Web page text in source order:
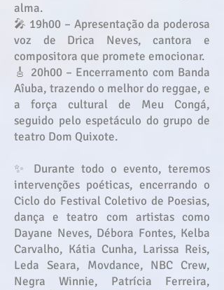
alma.
🎤 19h00 – Apresentação da poderosa
voz de Drica Neves, cantora e
compositora que promete emocionar.
🎸 20h00 – Encerramento com Banda
Aîuba, trazendo o melhor do reggae, e
a força cultural de Meu Congá,
seguido pelo espetáculo do grupo de
teatro Dom Quixote.
✨ Durante todo o evento, teremos
intervenções poéticas, encerrando o
Ciclo do Festival Coletivo de Poesias,
dança e teatro com artistas como
Dayane Neves, Débora Fontes, Kelba
Carvalho, Kátia Cunha, Larissa Reis,
Leda Seara, Movdance, NBC Crew,
Negra Winnie, Patrícia Ferreira,